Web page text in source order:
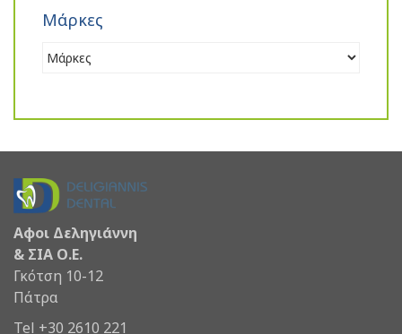
Μάρκες
Αφοι Δεληγιάννη
& ΣΙΑ Ο.Ε.
Γκότση 10-12
Πάτρα
Tel +30 2610 221